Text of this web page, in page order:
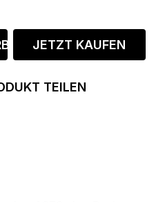
JETZT KAUFEN
TEILEN